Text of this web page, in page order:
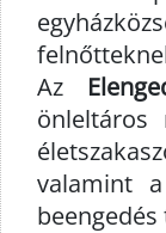
Az
valamint